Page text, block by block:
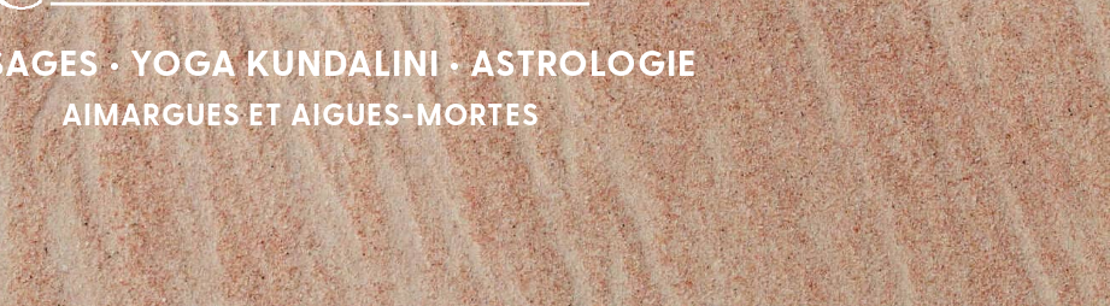
• YOGA KUNDALINI • ASTROLOGIE
AIMARGUES ET AIGUES-MORTES